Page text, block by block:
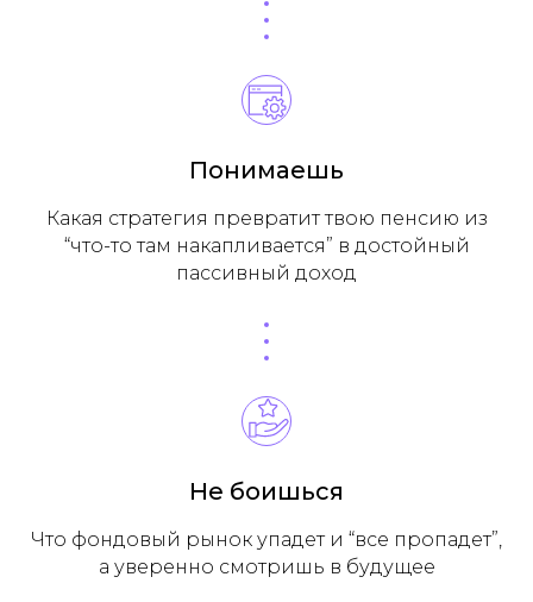
Понимаешь
Какая стратегия превратит твою пенсию из
“что-то там накапливается” в достойный
пассивный доход
Не боишься
Что фондовый рынок упадет и “все пропадет”,
а уверенно смотришь в будущее